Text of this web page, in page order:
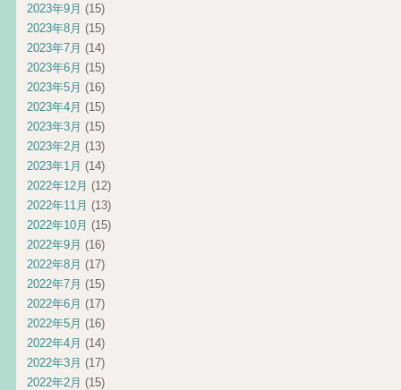
2023年9月 (15)
2023年8月 (15)
2023年7月 (14)
2023年6月 (15)
2023年5月 (16)
2023年4月 (15)
2023年3月 (15)
2023年2月 (13)
2023年1月 (14)
2022年12月 (12)
2022年11月 (13)
2022年10月 (15)
2022年9月 (16)
2022年8月 (17)
2022年7月 (15)
2022年6月 (17)
2022年5月 (16)
2022年4月 (14)
2022年3月 (17)
2022年2月 (15)